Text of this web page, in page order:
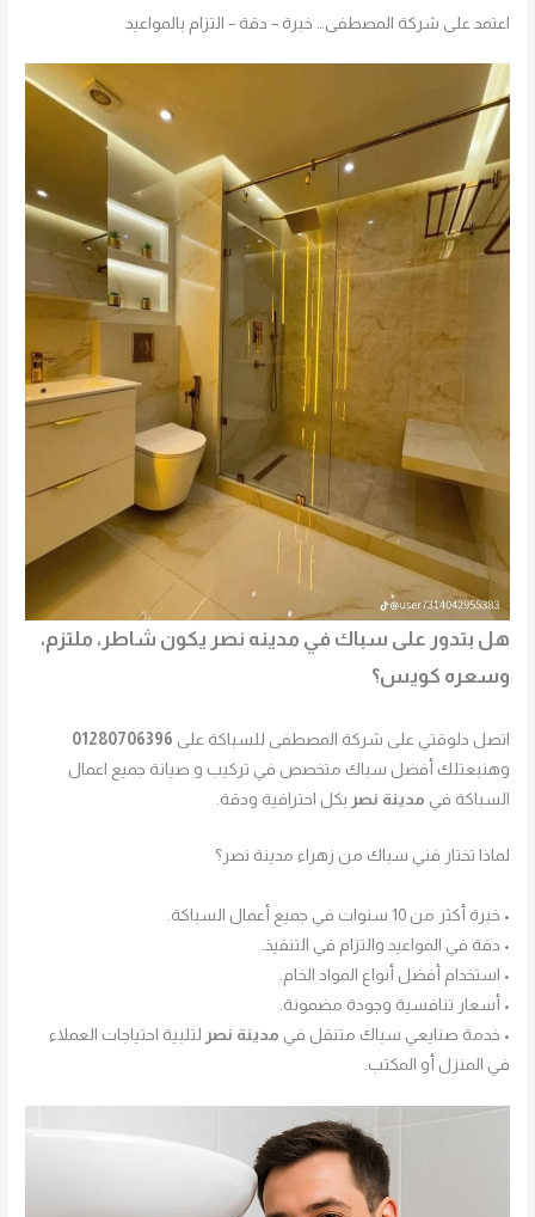
اعتمد على شركة المصطفى… خبرة – دقة – التزام بالمواعيد
هل بتدور على سباك في مدينه نصر يكون شاطر، ملتزم،
وسعره كويس؟
اتصل دلوقتي على شركة المصطفى للسباكة على 01280706396
وهنبعتلك أفضل سباك متخصص في تركيب و صيانة جميع اعمال
السباكة في مدينة نصر بكل احترافية ودقة.
لماذا تختار فني سباك من زهراء مدينة نصر؟
• خبرة أكثر من 10 سنوات في جميع أعمال السباكة.
• دقة في المواعيد والتزام في التنفيذ.
• استخدام أفضل أنواع المواد الخام.
• أسعار تنافسية وجودة مضمونة.
• خدمة صنايعي سباك متنقل في مدينة نصر
لتلبية احتياجات العملاء
في المنزل أو المكتب.